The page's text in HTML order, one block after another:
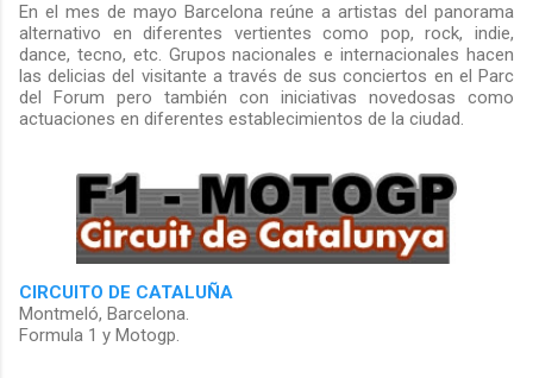
En el mes de mayo Barcelona reúne a artistas del panorama
alternativo en diferentes vertientes como pop, rock, indie,
dance, tecno, etc. Grupos nacionales e internacionales hacen
las delicias del visitante a través de sus conciertos en el Parc
del Forum pero también con iniciativas novedosas como
actuaciones en diferentes establecimientos de la ciudad.
CIRCUITO DE CATALUÑA
Montmeló, Barcelona.
Formula 1 y Motogp.